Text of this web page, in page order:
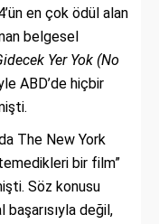
en çok ödül alan
belgesel
Yer Yok (No
ABD’de hiçbir
The New York
bir film”
Söz konusu
başarısıyla değil,